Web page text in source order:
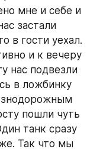
мне и себе и
застали
в гости уехал.
и к вечеру
нас подвезли
в ложбинку
пошли чуть
танк сразу
Так что мы